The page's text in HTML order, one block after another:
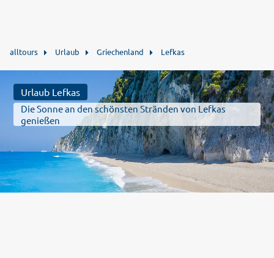
alltours Urlaub Griechenland Lefkas
Urlaub Lefkas
Die Sonne an den schönsten Stränden von Lefkas
genießen